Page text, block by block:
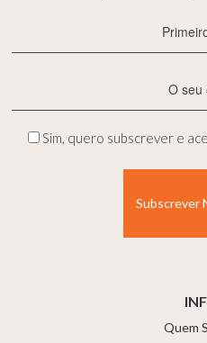
Sim, quero subscrever e
Quem